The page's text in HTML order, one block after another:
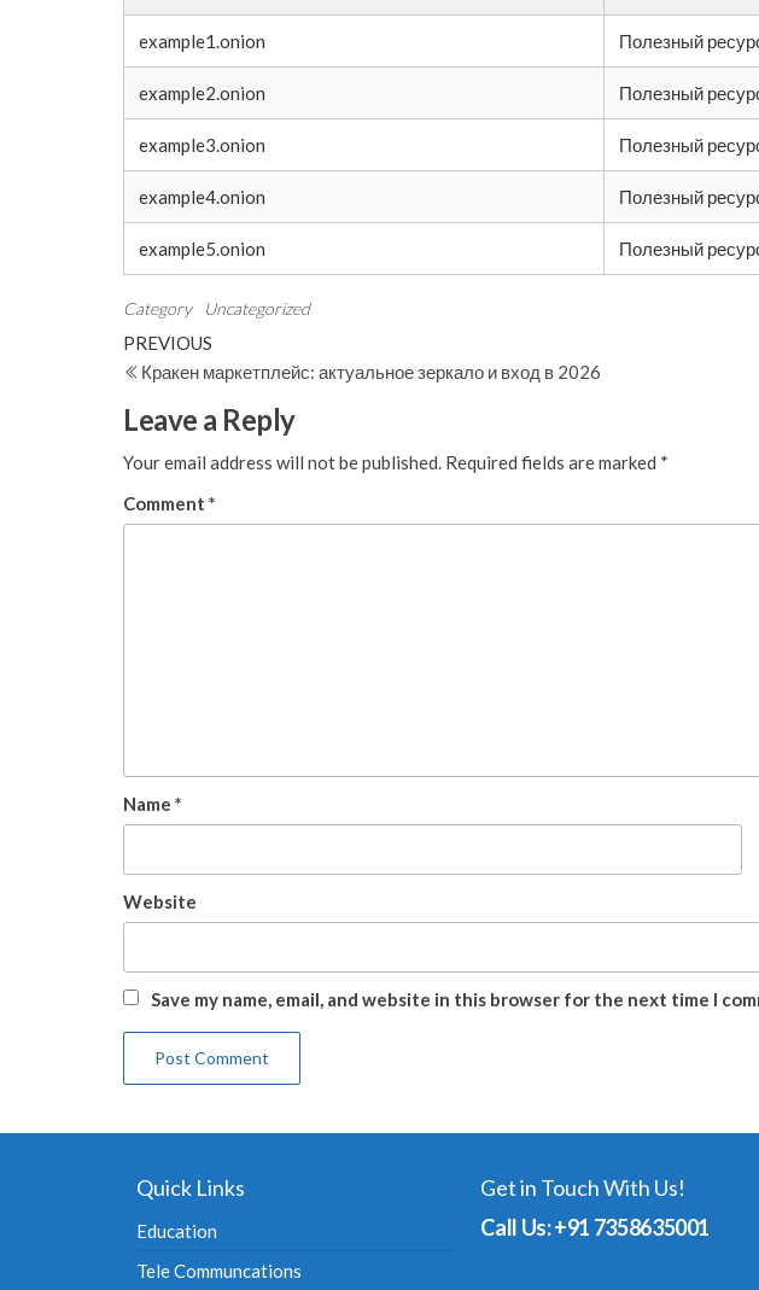
example1.onion Полезный
example2.onion Полезный
example3.onion Полезный
example4.onion Полезный
example5.onion Полезный
Category Uncategorized
Post
navigation
Previous
Post
PREVIOUS
Кракен маркетплейс: актуальное зеркало и вход в 2026
Leave a Reply
Your email address will not be published. Required fields are marked *
Comment *
Name *
Website
Save my name, email, and website in this browser for the next time I
Quick Links
Education
Tele Communcations
Get in Touch With Us!
Call Us: +91 7358635001